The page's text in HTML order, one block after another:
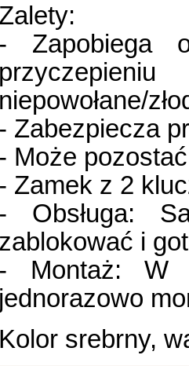
Zalety:
- Zapobiega
niepowołane/
- Zabezpiecza
- Może
- Zamek z 2
- Obsługa:
zablokować i
- Montaż: W
jednorazowo
Kolor srebrny,